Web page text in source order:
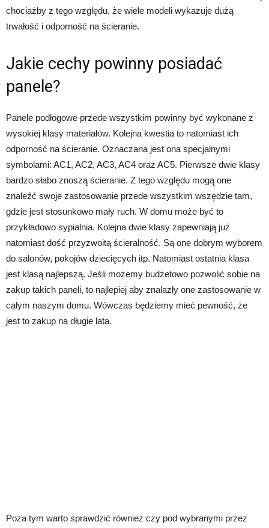
chociażby z tego względu, że wiele modeli wykazuje dużą
trwałość i odporność na ścieranie.
Jakie cechy powinny posiadać
panele?
Panele podłogowe przede wszystkim powinny być wykonane z
wysokiej klasy materiałów. Kolejna kwestia to natomiast ich
odporność na ścieranie. Oznaczana jest ona specjalnymi
symbolami: AC1, AC2, AC3, AC4 oraz AC5. Pierwsze dwie klasy
bardzo słabo znoszą ścieranie. Z tego względu mogą one
znaleźć swoje zastosowanie przede wszystkim wszędzie tam,
gdzie jest stosunkowo mały ruch. W domu może być to
przykładowo sypialnia. Kolejna dwie klasy zapewniają już
natomiast dość przyzwoitą ścieralność. Są one dobrym wyborem
do salonów, pokojów dziecięcych itp. Natomiast ostatnia klasa
jest klasą najlepszą. Jeśli możemy budżetowo pozwolić sobie na
zakup takich paneli, to najlepiej aby znalazły one zastosowanie w
całym naszym domu. Wówczas będziemy mieć pewność, że
jest to zakup na długie lata.
Poza tym warto sprawdzić również czy pod wybranymi przez